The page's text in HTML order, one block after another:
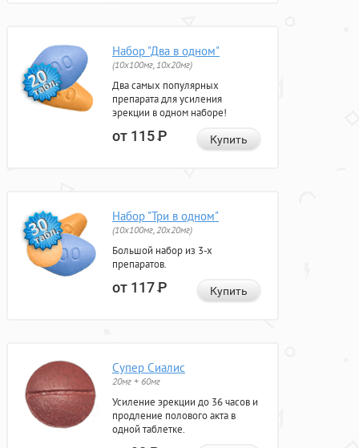
Набор "Два в одном"
(10x100мг, 10x20мг)
Два самых популярных
препарата для усиления
эрекции в одном наборе!
от 115Р Купить
Набор "Три в одном"
(10x100мг, 20x20мг)
Большой набор из 3-х
препаратов.
от 117Р Купить
Супер Сиалис
20мг + 60мг
Усиление эрекции до 36 часов и
продление полового акта в
одной таблетке.